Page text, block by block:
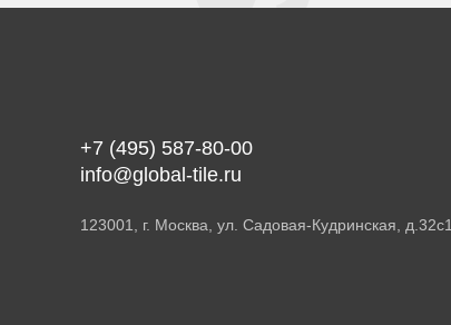
+7 (495) 587-80-00
info@global-tile.ru
123001, г. Москва, ул. Садовая-Кудринская, д.32с1